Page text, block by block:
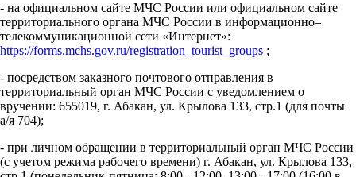
- на официальном сайте МЧС России или официальном сайте
территориального органа МЧС России в информационно–
телекоммуникационной сети «Интернет»:
https://forms.mchs.gov.ru/registration_tourist_groups ;
- посредством заказного почтового отправления в
территориальный орган МЧС России с уведомлением о
вручении: 655019, г. Абакан, ул. Крылова 133, стр.1 (для почты
а/я 704);
- при личном обращении в территориальный орган МЧС России
(с учетом режима рабочего времени) г. Абакан, ул. Крылова 133,